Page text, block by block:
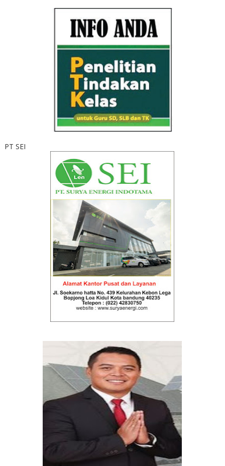
PT SEI